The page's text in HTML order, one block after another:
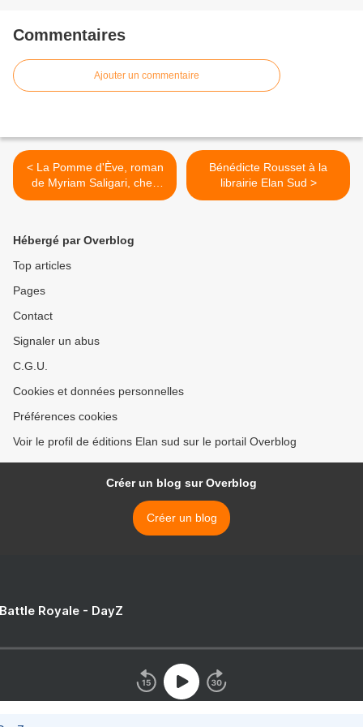
Commentaires
Ajouter un commentaire
< La Pomme d'Ève, roman
de Myriam Saligari, chez
Elan Sud
Bénédicte Rousset à la
librairie Elan Sud >
Hébergé par Overblog
Top articles
Pages
Contact
Signaler un abus
C.G.U.
Cookies et données personnelles
Préférences cookies
Voir le profil de éditions Elan sud sur le portail Overblog
Créer un blog sur Overblog
Créer un blog
Royale - DayZ